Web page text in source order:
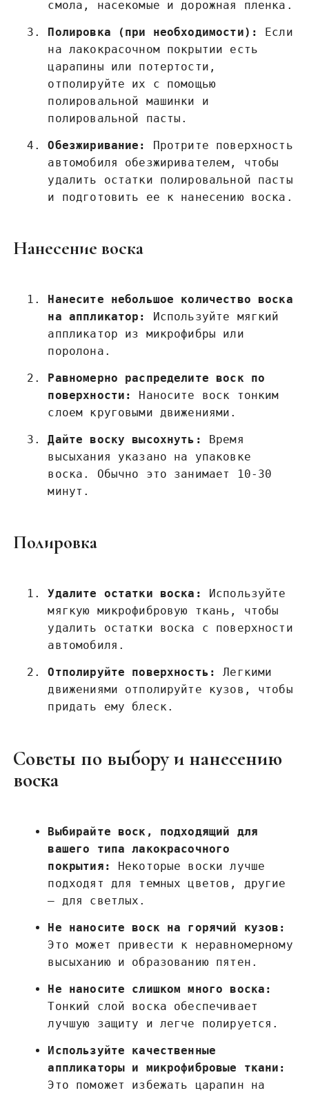
смола, насекомые и дорожная пленка.
Полировка (при необходимости):
Если
на лакокрасочном покрытии есть
царапины или потертости,
отполируйте их с помощью
полировальной машинки и
полировальной пасты.
Обезжиривание:
Протрите поверхность
автомобиля обезжиривателем, чтобы
удалить остатки полировальной пасты
и подготовить ее к нанесению воска.
Нанесение воска
Нанесите небольшое количество воска
на аппликатор:
Используйте мягкий
аппликатор из микрофибры или
поролона.
Равномерно распределите воск по
поверхности:
Наносите воск тонким
слоем круговыми движениями.
Дайте воску высохнуть:
Время
высыхания указано на упаковке
воска. Обычно это занимает 10-30
минут.
Полировка
Удалите остатки воска:
Используйте
мягкую микрофибровую ткань, чтобы
удалить остатки воска с поверхности
автомобиля.
Отполируйте поверхность:
Легкими
движениями отполируйте кузов, чтобы
придать ему блеск.
Советы по выбору и нанесению
воска
Выбирайте воск, подходящий для
вашего типа лакокрасочного
покрытия:
Некоторые воски лучше
подходят для темных цветов, другие
– для светлых.
Не наносите воск на горячий кузов:
Это может привести к неравномерному
высыханию и образованию пятен.
Не наносите слишком много воска:
Тонкий слой воска обеспечивает
лучшую защиту и легче полируется.
Используйте качественные
аппликаторы и микрофибровые ткани:
Это поможет избежать царапин на